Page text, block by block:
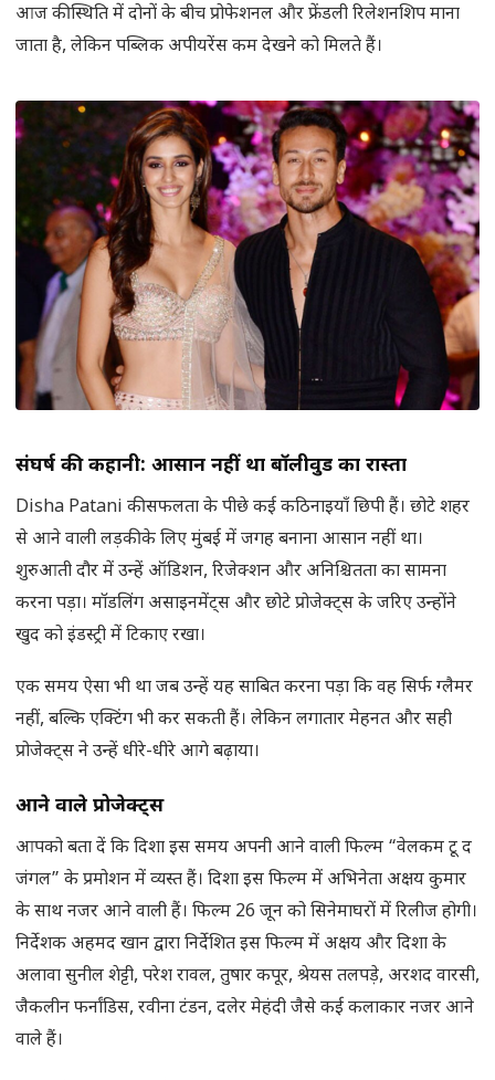
आज की स्थिति में दोनों के बीच प्रोफेशनल और फ्रेंडली रिलेशनशिप माना
जाता है, लेकिन पब्लिक अपीयरेंस कम देखने को मिलते हैं।
संघर्ष की कहानी: आसान नहीं था बॉलीवुड का रास्ता
Disha Patani की सफलता के पीछे कई कठिनाइयाँ छिपी हैं। छोटे शहर
से आने वाली लड़की के लिए मुंबई में जगह बनाना आसान नहीं था।
शुरुआती दौर में उन्हें ऑडिशन, रिजेक्शन और अनिश्चितता का सामना
करना पड़ा। मॉडलिंग असाइनमेंट्स और छोटे प्रोजेक्ट्स के जरिए उन्होंने
खुद को इंडस्ट्री में टिकाए रखा।
एक समय ऐसा भी था जब उन्हें यह साबित करना पड़ा कि वह सिर्फ ग्लैमर
नहीं, बल्कि एक्टिंग भी कर सकती हैं। लेकिन लगातार मेहनत और सही
प्रोजेक्ट्स ने उन्हें धीरे-धीरे आगे बढ़ाया।
आने वाले प्रोजेक्ट्स
आपको बता दें कि दिशा इस समय अपनी आने वाली फिल्म “वेलकम टू द
जंगल” के प्रमोशन में व्यस्त हैं। दिशा इस फिल्म में अभिनेता अक्षय कुमार
के साथ नजर आने वाली हैं। फिल्म 26 जून को सिनेमाघरों में रिलीज होगी।
निर्देशक अहमद खान द्वारा निर्देशित इस फिल्म में अक्षय और दिशा के
अलावा सुनील शेट्टी, परेश रावल, तुषार कपूर, श्रेयस तलपड़े, अरशद वारसी,
जैकलीन फर्नांडिस, रवीना टंडन, दलेर मेहंदी जैसे कई कलाकार नजर आने
वाले हैं।